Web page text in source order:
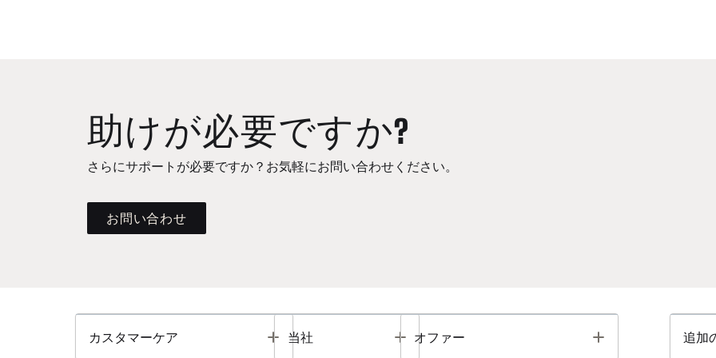
助けが必要ですか?
さらにサポートが必要ですか？お気軽にお問い合わせください。
お問い合わせ
カスタマーケア Toggle
当社 Toggle
オファー Toggle 追加